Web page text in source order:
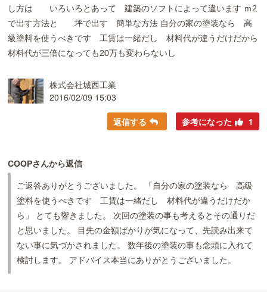
し方は いろいろとあって 建築のソフトによって違います ｍ2
で出す方法と 坪で出す 簡単な方法 自分の家の塗装なら 高
級塗料を使うべきです 工賃は一緒だし 材料代が違うだけだから
材料代が三倍になっても20万も変わらないし
株式会社城西工業
2016/02/09 15:03
返信する 参考になった 1
COOPさんから返信
ご返答ありがとうございました。 「自分の家の塗装なら 高級
塗料を使うべきです 工賃は一緒だし 材料代が違うだけだか
ら」 とても響きました。 次回の塗装の事も考えるとその通りだ
と思いました。 目先の金額ばかりが気になって、先読み出来て
ない事に気づかされました。 数年後の塗装の事も念頭に入れて
検討します。 アドバイス本当にありがとうございました。